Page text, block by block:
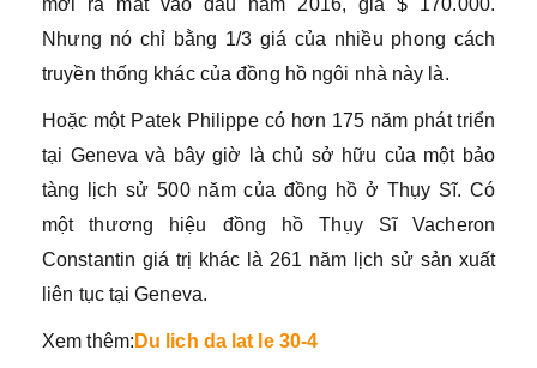
mới ra mắt vào đầu năm 2016, giá $ 170.000.
Nhưng nó chỉ bằng 1/3 giá của nhiều phong cách
truyền thống khác của đồng hồ ngôi nhà này là.
Hoặc một Patek Philippe có hơn 175 năm phát triển
tại Geneva và bây giờ là chủ sở hữu của một bảo
tàng lịch sử 500 năm của đồng hồ ở Thụy Sĩ. Có
một thương hiệu đồng hồ Thụy Sĩ Vacheron
Constantin giá trị khác là 261 năm lịch sử sản xuất
liên tục tại Geneva.
Xem thêm: Du lich da lat le 30-4